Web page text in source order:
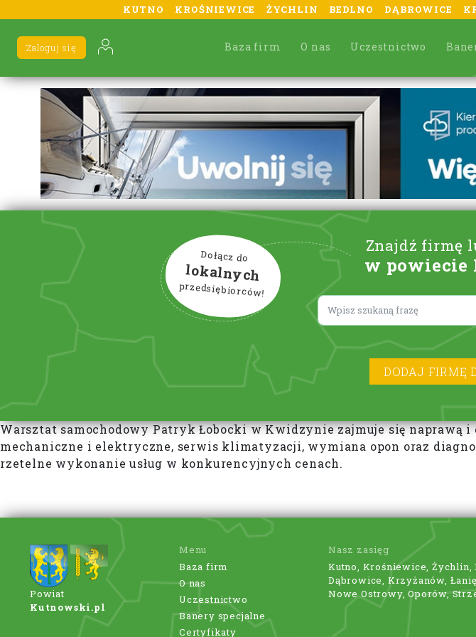
KUTNO KROŚNIEWICE ŻYCHLIN BEDLNO DĄBROWICE
Baza firm O nas Uczestnictwo
Zaloguj się
Znajdź firmę
w powiecie
Dołącz do
lokalnych
przedsiębiorców!
Lorem ipsum
DODAJ FIRMĘ
Warsztat samochodowy Patryk Łobocki w Kwidzynie zajmuje się naprawą
mechaniczne i elektryczne, serwis klimatyzacji, wymiana opon oraz
rzetelne wykonanie usług w konkurencyjnych cenach.
Powiat
Kutnowski.pl
Menu
Baza firm
O nas
Uczestnictwo
Banery specjalne
Certyfikaty
Nasz zasięg
Kutno, Krośniewice, Żychlin,
Dąbrowice, Krzyżanów,
Nowe Ostrowy, Oporów,